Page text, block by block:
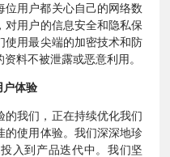
位用户都关心自己的网络数
对用户的信息安全和隐私保
使用最尖端的加密技术和防
料不被泄露或恶意利用。
户体验
的我们，正在持续优化我们
的使用体验。我们深深地珍
入到产品迭代中。我们坚